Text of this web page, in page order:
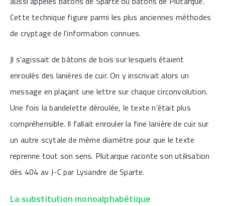
Cette technique figure parmi les plus anciennes méthodes
de cryptage de l’information connues.
Il s’agissait de bâtons de bois sur lesquels étaient
enroulés des lanières de cuir. On y inscrivait alors un
message en plaçant une lettre sur chaque circonvolution.
Une fois la bandelette déroulée, le texte n’était plus
compréhensible. Il fallait enrouler la fine lanière de cuir sur
un autre scytale de même diamètre pour que le texte
reprenne tout son sens. Plutarque raconte son utilisation
dès 404 av J-C par Lysandre de Sparte.
La substitution monoalphabétique